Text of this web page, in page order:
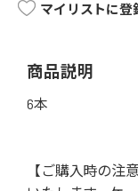
マイリストに登
商品説明
6本
【ご購入時の注